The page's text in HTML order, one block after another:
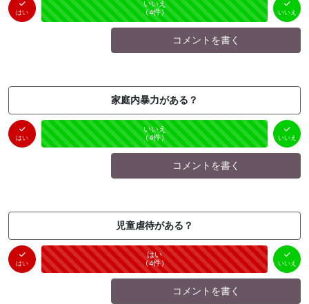
はい
はい
（0件）
未投票
いいえ
（4件） いいえ
コメントを書く
家庭内暴力がある？
はい
はい
（0件）
未投票
いいえ
（4件） いいえ
コメントを書く
児童虐待がある？
はい
はい
（4件） 未投票
いいえ
（ 0件）
いいえ
コメントを書く